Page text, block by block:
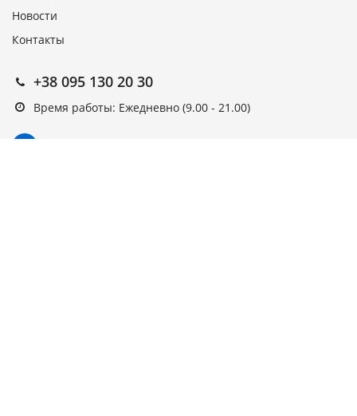
Новости
Контакты
+38 095 130 20 30
Время работы: Ежедневно (9.00 - 21.00)